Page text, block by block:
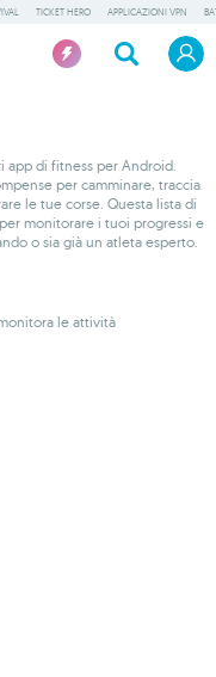
TICKET HERO APPLICAZIONI VPN
di fitness per Android.
per camminare, traccia
le tue corse. Questa lista di
monitorare i tuoi progressi e
o sia già un atleta esperto.
le attività